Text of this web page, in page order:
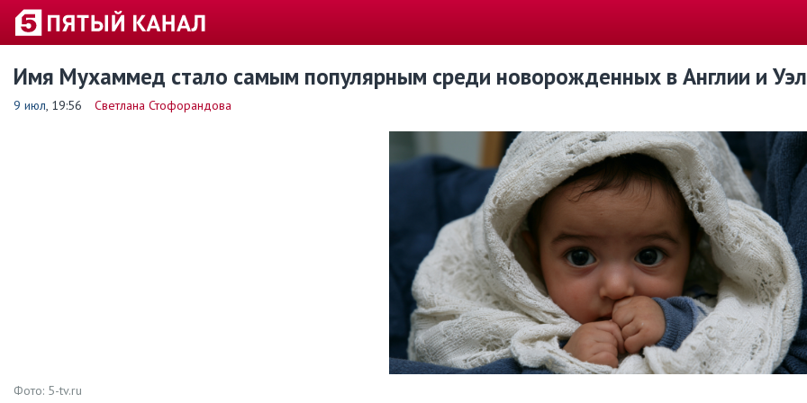
Имя Мухаммед стало самым популярным среди новорожденных в Англии и
9 июл, 19:56 Светлана Стофорандова
Фото: 5-tv.ru